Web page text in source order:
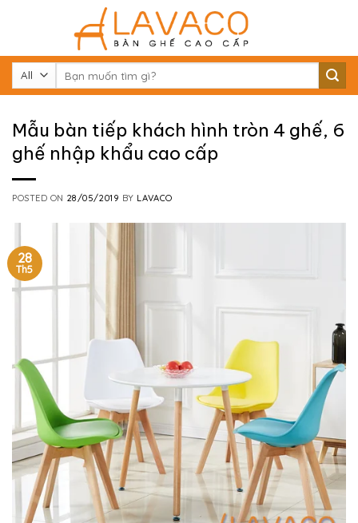
kiếm:
Mẫu bàn tiếp khách hình tròn 4 ghế, 6
ghế nhập khẩu cao cấp
POSTED ON 28/05/2019 BY LAVACO
28
Th5